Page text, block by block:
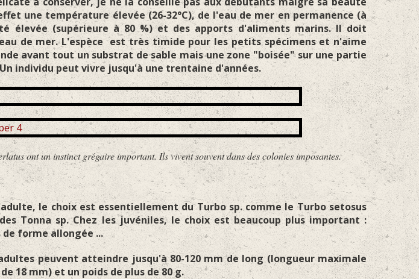
une température élevée (26-32°C), de l'eau de mer en permanence (à
élevée (supérieure à 80 %) et des apports d'aliments marins. Il doit
de mer. L'espèce est très timide pour les petits spécimens et n'aime
avant tout un substrat de sable mais une zone "boisée" sur une partie
individu peut vivre jusqu'à une trentaine d'années.
important. Ils vivent souvent dans des colonies imposantes.
le choix est essentiellement du Turbo sp. comme le Turbo setosus
Tonna sp. Chez les juvéniles, le choix est beaucoup plus important :
de forme allongée ...
peuvent atteindre jusqu'à 80-120 mm de long (longueur maximale
18 mm) et un poids de plus de 80 g.